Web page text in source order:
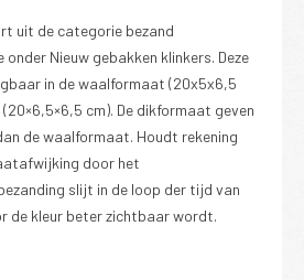
uit de categorie bezand
onder Nieuw gebakken klinkers. Deze
in de waalformaat (20x5x6,5
cm). De dikformaat geven
de waalformaat. Houdt rekening
door het
slijt in de loop der tijd van
de kleur beter zichtbaar wordt.